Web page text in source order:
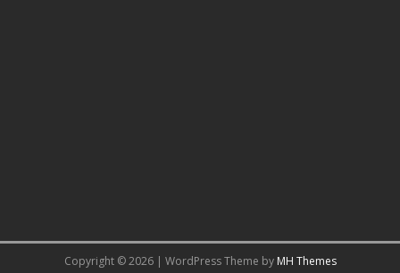
Copyright © 2026 | WordPress Theme by MH Themes